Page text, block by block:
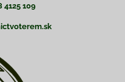
4125 109